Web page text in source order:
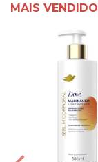
MAIS